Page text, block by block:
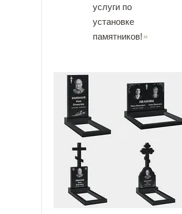
услуги по
установке
памятников!